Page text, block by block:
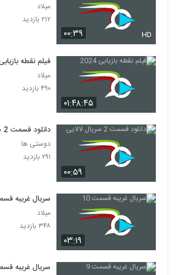
۰۰:۳۹ HD
میلاد
۲۱۲ بازدید
۰۱:۴۸:۴۵
فیلم نقطه بازیابی
میلاد
۴۹۰ بازدید
۰۰:۵۹
دانلود قسمت 2 سریال لالایی
دوستی ها
۲۹۱ بازدید
۰۳:۱۹
سریال غریبه
میلاد
۳۴۸ بازدید
سریال غریبه